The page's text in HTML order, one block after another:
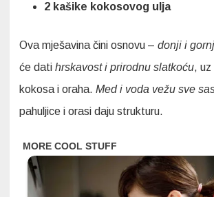
2 kašike kokosovog ulja
Ova mješavina čini osnovu – donji i
će dati hrskavost i prirodnu slatkoću, uz
kokosa i oraha. Med i voda vežu sve
pahuljice i orasi daju strukturu.